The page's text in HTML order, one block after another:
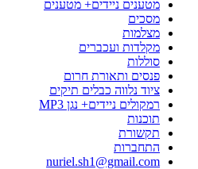
מטענים ניידים+ מטענים
מסכים
מצלמות
מקלדות ועכברים
סוללות
פנסים ותאורת חרום
ציוד נלווה כבלים תיקים
רמקולים ניידים+ נגן MP3
תוכנות
תקשורת
התחברות
nuriel.sh1@gmail.com